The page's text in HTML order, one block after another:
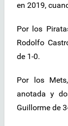
en 2019,
Por los
Rodolfo
de 1-0.
Por los
anotada y
Guillorme de